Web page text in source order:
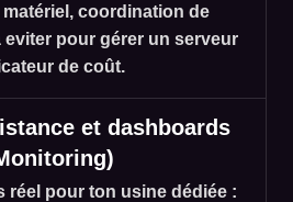
coordination de
eviter pour gérer un serveur
de coût.
et dashboards
réel pour ton usine dédiée :